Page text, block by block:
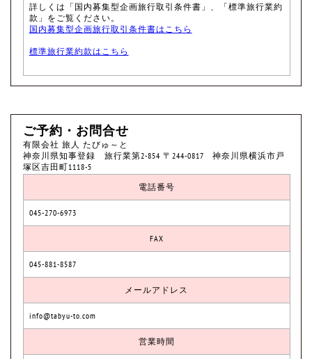
詳しくは「国内募集型企画旅行取引条件書」、「標準旅行業約
款」をご覧ください。
国内募集型企画旅行取引条件書はこちら
標準旅行業約款はこちら
ご予約・お問合せ
有限会社 旅人 たびゅ～と
神奈川県知事登録 旅行業第2-854 〒244-0817 神奈川県横浜市戸
塚区吉田町1118-5
電話番号
045-270-6973
FAX
045-881-8587
メールアドレス
info@tabyu-to.com
営業時間